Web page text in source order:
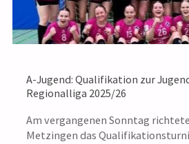
A-Jugend: Qualifikation zur
Regionalliga 2025/26
Am vergangenen Sonntag
Metzingen das